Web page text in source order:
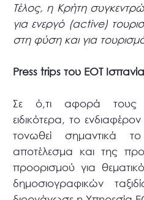
Τέλος, η Κρήτη
για ενεργό (active)
στη φύση και για τουρισμό
Press trips του ΕΟΤ
Σε ό,τι αφορά τους
ειδικότερα, το
τονωθεί σημαντικά το
αποτέλεσμα και της
προορισμού για
δημοσιογραφικών